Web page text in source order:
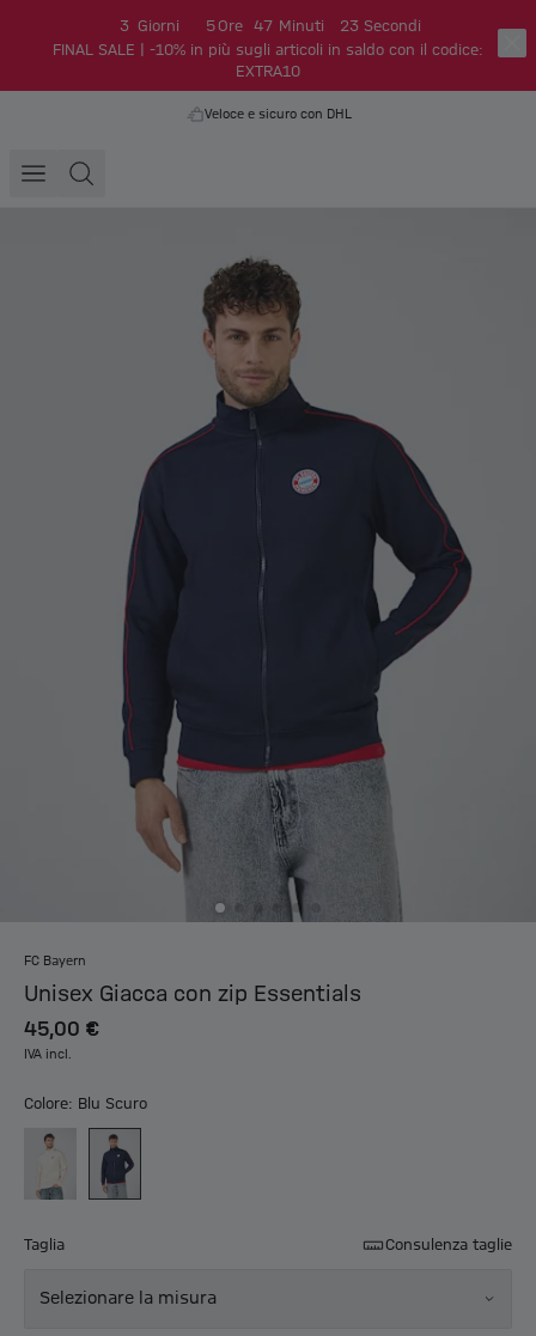
3 Giorni 5 Ore 47 Minuti 22 Secondi
FINAL SALE | -10% in più sugli articoli in saldo con il codice:
EXTRA10
Veloce e sicuro con DHL
FC Bayern
Unisex Giacca con zip Essentials
45,00 €
IVA incl.
Colore: Blu Scuro
Taglia Consulenza taglie
Selezionare la misura